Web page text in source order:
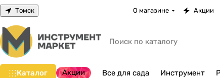
Томск О магазине Акции
Каталог Акции Все для сада Инструмент